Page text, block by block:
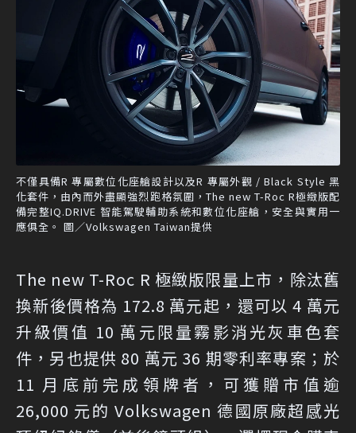
不僅具備R 專屬數位化座艙設計以及R 專屬外觀 / Black Style 黑
化套件，由內而外盡顯強烈跑格氛圍，The new T-Roc R極緻版配
備完整IQ.DRIVE 智能駕駛輔助系統和數位化座艙，安全與實用一
應俱全。 圖／Volkswagen Taiwan提供
The new T-Roc R 極緻版限量上市，除汰舊
換新後價格為 172.8 萬元起，還可以 4 萬元
升級價值 10 萬元限量霧影消光灰車色套
件，另也提供 80 萬元 36 期零利率專案；於
11 月底前完成領牌者，可獲贈市值逾
26,000 元的 Volkswagen 德國原廠超感光